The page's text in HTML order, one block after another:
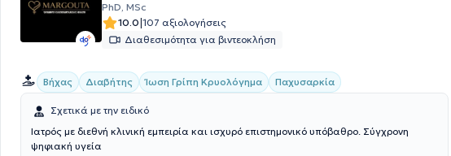
PhD, MSc
10.0|107 αξιολογήσεις
Διαθεσιμότητα για βιντεοκλήση
Βήχας Διαβήτης Ίωση Γρίπη Κρυολόγημα Παχυσαρκία
Σχετικά με την ειδικό
Ιατρός με διεθνή κλινική εμπειρία και ισχυρό επιστημονικό υπόβαθρο. Σύγχρονη
ψηφιακή υγεία